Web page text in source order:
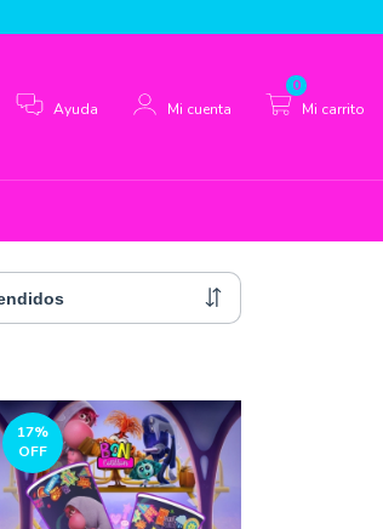
Ayuda Mi cuenta Mi carrito
0
17%
OFF